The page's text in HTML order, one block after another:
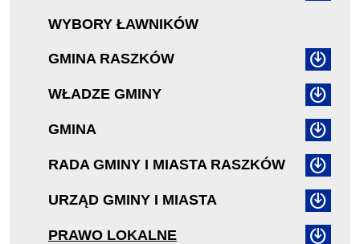
WYBORY ŁAWNIKÓW
GMINA RASZKÓW
WŁADZE GMINY
GMINA
RADA GMINY I MIASTA RASZKÓW
URZĄD GMINY I MIASTA
PRAWO LOKALNE